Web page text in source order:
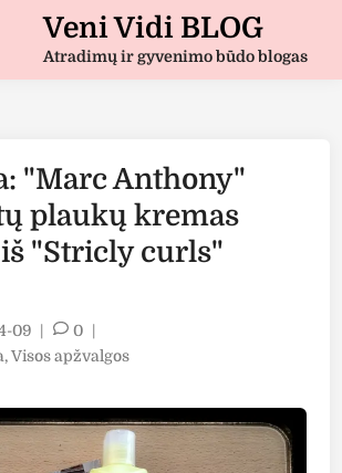
Veni Vidi BLOG
Atradimų ir gyvenimo būdo blogas
"Marc Anthony"
plaukų kremas
"Stricly curls"
09 0
,Visos apžvalgos